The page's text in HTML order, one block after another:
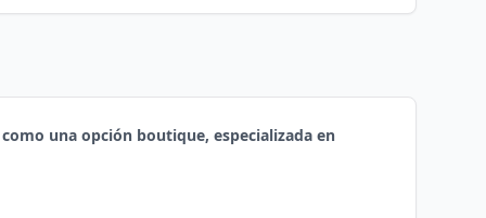
una opción boutique, especializada en